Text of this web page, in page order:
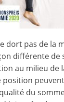
dort pas de la
différente de
au milieu de
position
du